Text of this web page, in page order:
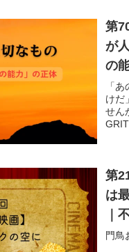
第
が
の
育
「
けだ
せん
予
（
もの
第
は
｜
門鳥